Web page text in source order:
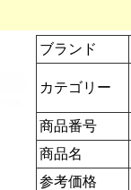
ブランド
カテゴリー
商品番号
商品名
参考価格